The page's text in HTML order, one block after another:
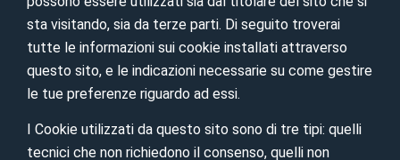
sta visitando, sia da terze parti. Di seguito troverai
tutte le informazioni sui cookie installati attraverso
questo sito, e le indicazioni necessarie su come gestire
le tue preferenze riguardo ad essi.
I Cookie utilizzati da questo sito sono di tre tipi: quelli
tecnici che non richiedono il consenso, quelli non